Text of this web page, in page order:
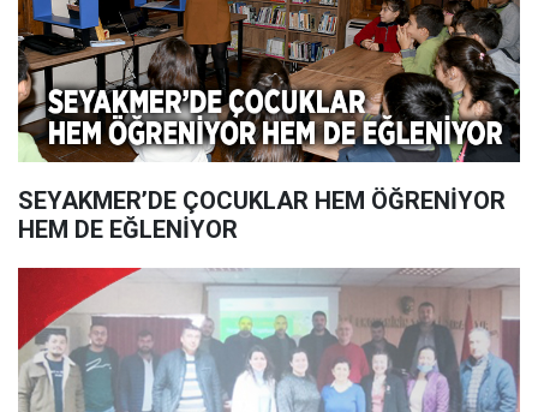
SEYAKMER’DE ÇOCUKLAR HEM ÖĞRENİYOR
HEM DE EĞLENİYOR